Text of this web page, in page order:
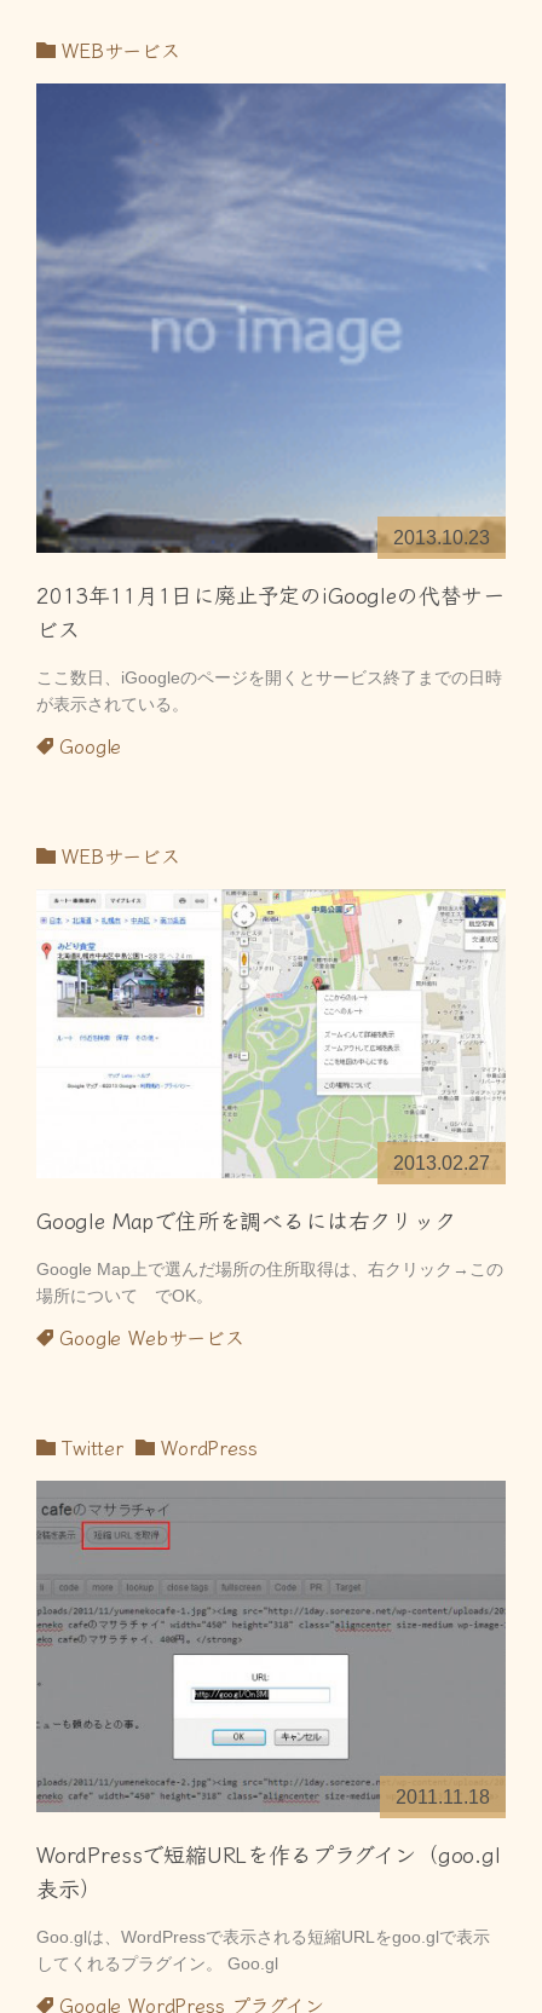
WEBサービス
2013.10.23
2013年11月1日に廃止予定のiGoogleの代替サー
ビス
ここ数日、iGoogleのページを開くとサービス終了までの日時
が表示されている。
Google
WEBサービス
2013.02.27
Google Mapで住所を調べるには右クリック
Google Map上で選んだ場所の住所取得は、右クリック→この
場所について でOK。
Google Webサービス
Twitter WordPress
2011.11.18
WordPressで短縮URLを作るプラグイン（goo.gl
表示）
Goo.glは、WordPressで表示される短縮URLをgoo.glで表示
してくれるプラグイン。 Goo.gl
Google WordPress プラグイン